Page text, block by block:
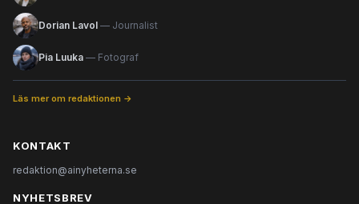
Dorian Lavol — Journalist
Pia Luuka — Fotograf
Läs mer om redaktionen →
KONTAKT
redaktion@ainyheterna.se
NYHETSBREV